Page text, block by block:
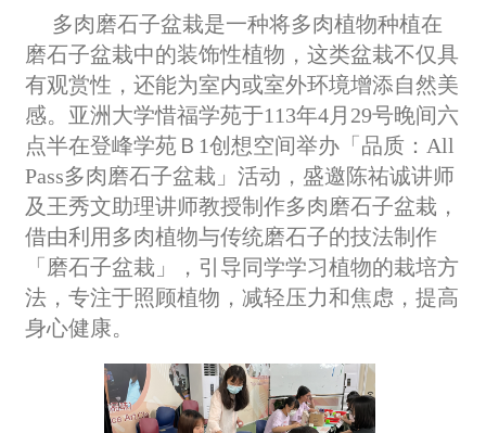
多肉磨石子盆栽是一种将多肉植物种植在
磨石子盆栽中的装饰性植物，这类盆栽不仅具
有观赏性，还能为室内或室外环境增添自然美
感。亚洲大学惜福学苑于113年4月29号晚间六
点半在登峰学苑Ｂ1创想空间举办「品质： All
Pass多肉磨石子盆栽」活动，盛邀陈祐诚讲师
及王秀文助理讲师教授制作多肉磨石子盆栽，
借由利用多肉植物与传统磨石子的技法制作
「磨石子盆栽」，引导同学学习植物的栽培方
法，专注于照顾植物，减轻压力和焦虑，提高
身心健康。